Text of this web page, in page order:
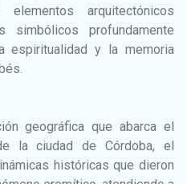
arquitectónicos
profundamente
espiritualidad y la memoria
geográfica que abarca el
la ciudad de Córdoba, el
históricas que dieron